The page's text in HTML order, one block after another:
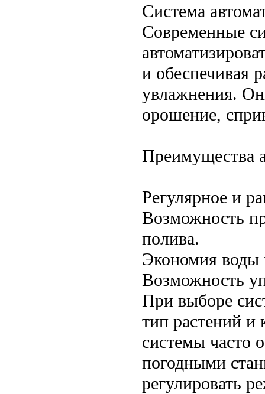
Система
Современные
и обеспечивая
увлажнения.
орошение,
Преимущества
Регулярное и
Возможность
полива.
Экономия воды
Возможность
При выборе
тип растений и
системы часто
погодными
регулировать